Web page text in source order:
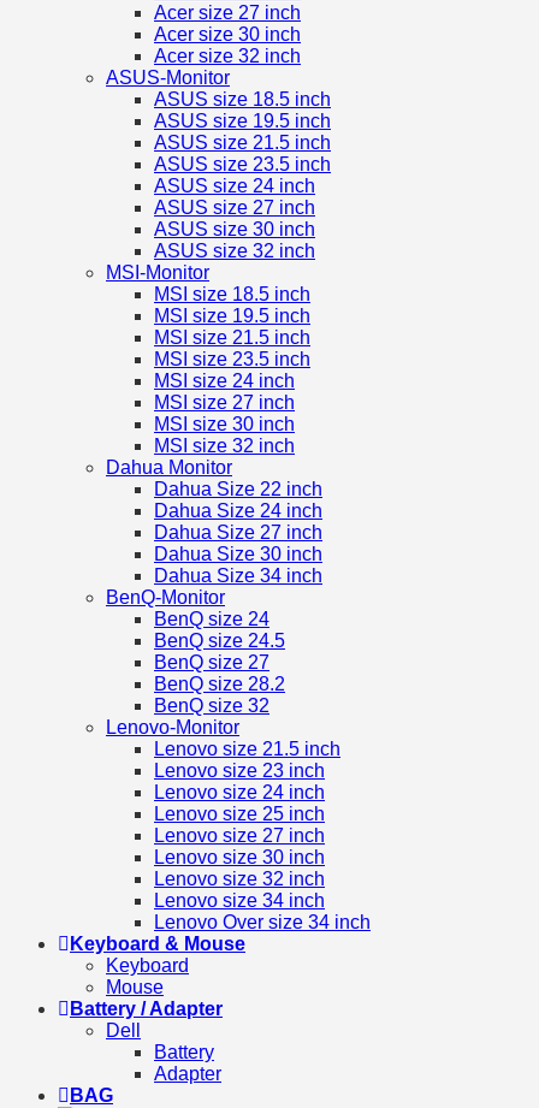
Acer size 27 inch
Acer size 30 inch
Acer size 32 inch
ASUS-Monitor
ASUS size 18.5 inch
ASUS size 19.5 inch
ASUS size 21.5 inch
ASUS size 23.5 inch
ASUS size 24 inch
ASUS size 27 inch
ASUS size 30 inch
ASUS size 32 inch
MSI-Monitor
MSI size 18.5 inch
MSI size 19.5 inch
MSI size 21.5 inch
MSI size 23.5 inch
MSI size 24 inch
MSI size 27 inch
MSI size 30 inch
MSI size 32 inch
Dahua Monitor
Dahua Size 22 inch
Dahua Size 24 inch
Dahua Size 27 inch
Dahua Size 30 inch
Dahua Size 34 inch
BenQ-Monitor
BenQ size 24
BenQ size 24.5
BenQ size 27
BenQ size 28.2
BenQ size 32
Lenovo-Monitor
Lenovo size 21.5 inch
Lenovo size 23 inch
Lenovo size 24 inch
Lenovo size 25 inch
Lenovo size 27 inch
Lenovo size 30 inch
Lenovo size 32 inch
Lenovo size 34 inch
Lenovo Over size 34 inch
Keyboard & Mouse
Keyboard
Mouse
Battery / Adapter
Dell
Battery
Adapter
BAG